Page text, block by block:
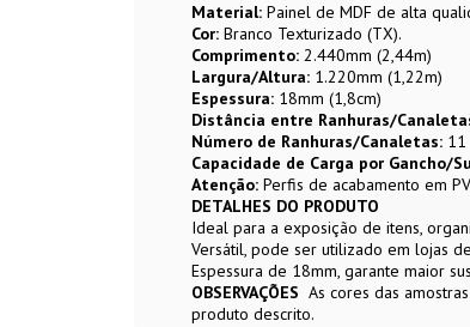
Material: Painel de MDF de alta
Cor: Branco Texturizado (TX).
Comprimento: 2.440mm (2,44m)
Largura/Altura: 1.220mm (1,22m)
Espessura: 18mm (1,8cm)
Distância entre Ranhuras/
Número de Ranhuras/Canaletas: 11
Capacidade de Carga por Gancho/
Atenção: Perfis de acabamento em
DETALHES DO PRODUTO
Ideal para a exposição de itens,
Versátil, pode ser utilizado em lojas
Espessura de 18mm, garante maior
OBSERVAÇÕES As cores das
produto descrito.